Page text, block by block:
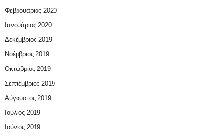
Φεβρουάριος 2020
Ιανουάριος 2020
Δεκέμβριος 2019
Νοέμβριος 2019
Οκτώβριος 2019
Σεπτέμβριος 2019
Αύγουστος 2019
Ιούλιος 2019
Ιούνιος 2019